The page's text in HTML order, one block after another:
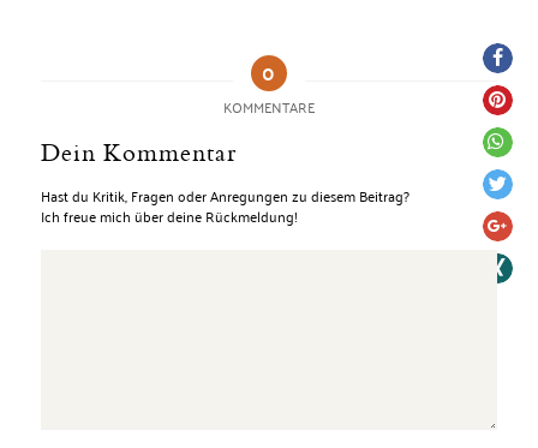
0
KOMMENTARE
Dein Kommentar
Hast du Kritik, Fragen oder Anregungen zu diesem Beitrag?
Ich freue mich über deine Rückmeldung!